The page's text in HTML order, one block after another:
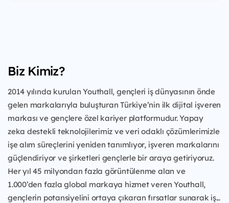
Biz Kimiz?
2014 yılında kurulan Youthall, gençleri iş dünyasının önde
gelen markalarıyla buluşturan Türkiye’nin ilk dijital işveren
markası ve gençlere özel kariyer platformudur. Yapay
zeka destekli teknolojilerimiz ve veri odaklı çözümlerimizle
işe alım süreçlerini yeniden tanımlıyor, işveren markalarını
güçlendiriyor ve şirketleri gençlerle bir araya getiriyoruz.
Her yıl 45 milyondan fazla görüntülenme alan ve
1.000’den fazla global markaya hizmet veren Youthall,
gençlerin potansiyelini ortaya çıkaran fırsatlar sunarak iş...